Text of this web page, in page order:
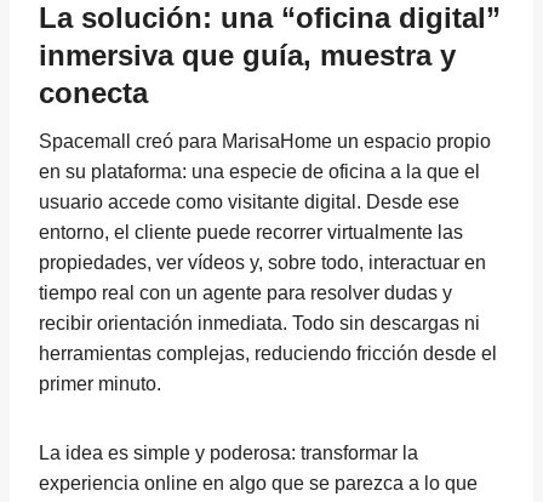
La solución: una “oficina digital”
inmersiva que guía, muestra y
conecta
Spacemall creó para MarisaHome un espacio propio
en su plataforma: una especie de oficina a la que el
usuario accede como visitante digital. Desde ese
entorno, el cliente puede recorrer virtualmente las
propiedades, ver vídeos y, sobre todo, interactuar en
tiempo real con un agente para resolver dudas y
recibir orientación inmediata. Todo sin descargas ni
herramientas complejas, reduciendo fricción desde el
primer minuto.
La idea es simple y poderosa: transformar la
experiencia online en algo que se parezca a lo que